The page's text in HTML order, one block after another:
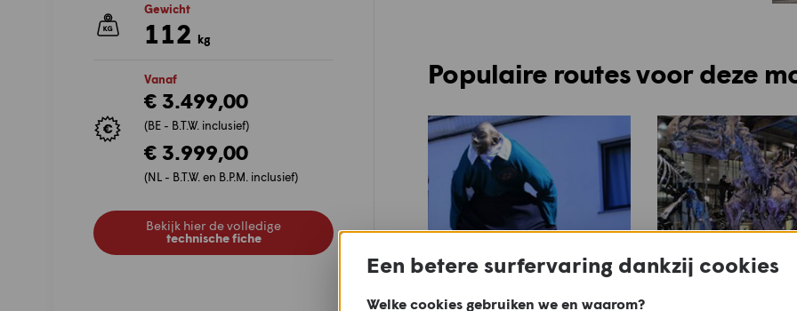
Gewicht
112 kg
Vanaf
€ 3.499,00
(BE - B.T.W. inclusief)
€ 3.999,00
(NL - B.T.W. en B.P.M. inclusief)
Bekijk hier de volledige
technische fiche
Populaire routes voor deze
Een betere surfervaring dankzij cookies
Welke cookies gebruiken we en waarom?